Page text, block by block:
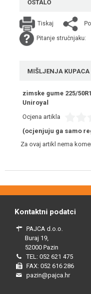
OSTALO
Tiskaj
Pitanje stručnjaku:
MIŠLJENJA KUPACA
zimske gume 225/
Uniroyal
Ocjena artikla
(ocjenjuju ga samo
Za ovaj artikl nema
Kontaktni podatci
PAJCA d.o.o.
Buraj 19,
52000 Pazin
TEL: 052 621 475
FAX: 052 616 286
pazin@pajca.hr